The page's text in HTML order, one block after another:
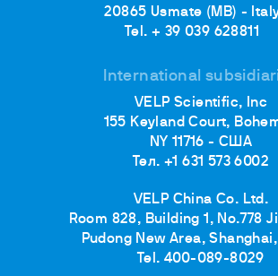
20865 Usmate (MB) -
Tel. + 39 039 628811
International
VELP Scientific, Inc
155 Keyland Court,
NY 11716 - США
Тел. +1 631 573 6002
VELP China Co. Ltd.
Room 828, Building 1, No.778
Pudong New Area,
Tel. 400-089-8029